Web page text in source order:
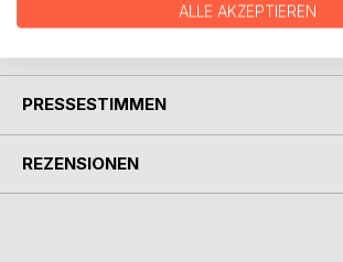
PRESSESTIMMEN
REZENSIONEN
ALLE AKZEPTIEREN